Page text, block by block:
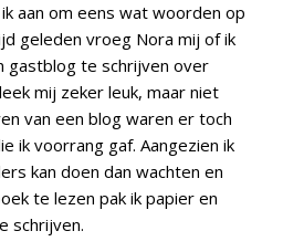
aan om eens wat woorden op
geleden vroeg Nora mij of ik
gastblog te schrijven over
mij zeker leuk, maar niet
van een blog waren er toch
ik voorrang gaf. Aangezien ik
kan doen dan wachten en
te lezen pak ik papier en
schrijven.